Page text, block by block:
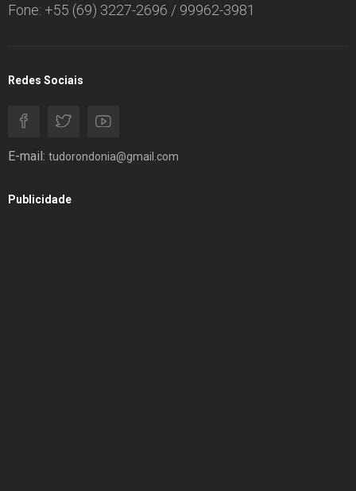
Fone: +55 (69) 3227-2696 / 99962-3981
Redes Sociais
E-mail: tudorondonia@gmail.com
Publicidade